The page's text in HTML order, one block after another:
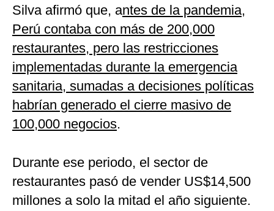
Silva afirmó que, antes de la pandemia,
Perú contaba con más de 200,000
restaurantes, pero las restricciones
implementadas durante la emergencia
sanitaria, sumadas a decisiones políticas
habrían generado el cierre masivo de
100,000 negocios.
Durante ese periodo, el sector de
restaurantes pasó de vender US$14,500
millones a solo la mitad el año siguiente.